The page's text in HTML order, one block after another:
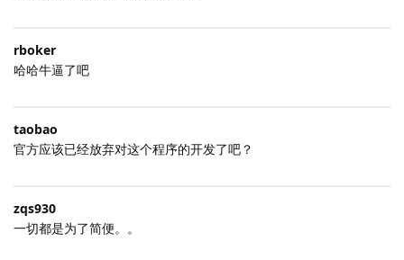
rboker
哈哈牛逼了吧
taobao
官方应该已经放弃对这个程序的开发了吧？
zqs930
一切都是为了简便。。